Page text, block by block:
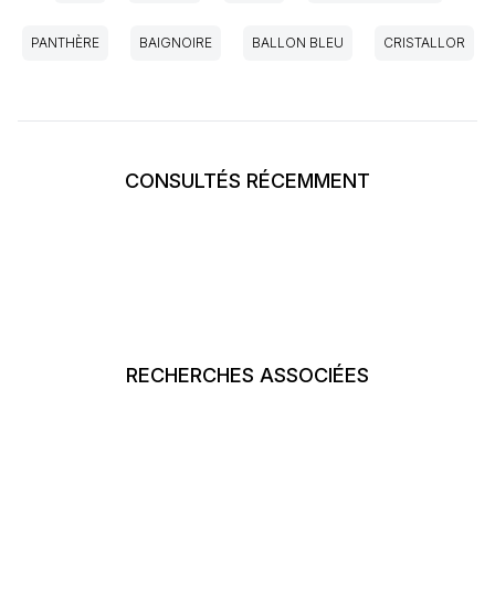
PANTHÈRE BAIGNOIRE BALLON BLEU CRISTALLOR
CONSULTÉS RÉCEMMENT
RECHERCHES ASSOCIÉES